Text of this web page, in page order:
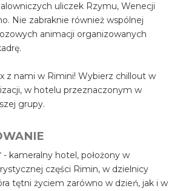
uliczek Rzymu, Wenecji
Nie zabraknie również wspólnej
animacji organizowanych
z nami w Rimini! Wybierz chillout w
w hotelu przeznaczonym w
grupy.
- kameralny hotel, położony w
części Rimin, w dzielnicy
tętni życiem zarówno w dzień, jak i w